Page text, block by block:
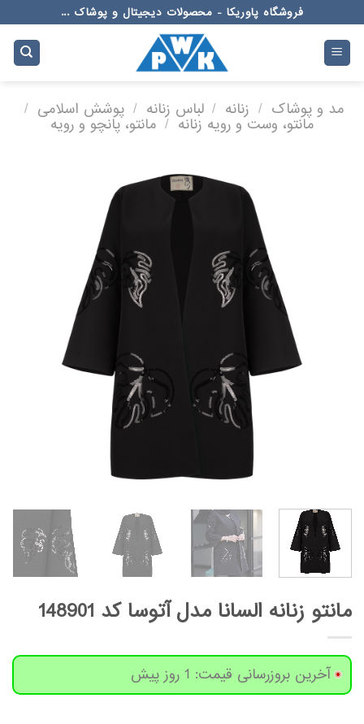
to
content
فروشگاه پاوریکا - محصولات دیجیتال و پوشاک ...
مد و پوشاک / زنانه / لباس زنانه / پوشش اسلامی /
مانتو، وست و رویه زنانه / مانتو، پانچو و رویه
مانتو زنانه السانا مدل آتوسا کد 148901
آخرین بروزرسانی قیمت: 1 روز پیش